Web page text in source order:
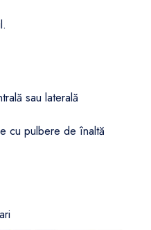
sau laterală
cu pulbere de înaltă